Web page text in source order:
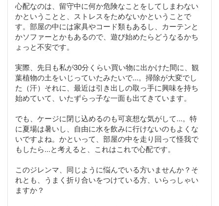
心配なのは、留守中に何か危険なことをしてしまわない
かということと、ストレスをためないかということで
す。部屋の中には家具やコード類もあるし、カーテンと
かソファーとかもあるので、遊び始めたらどうなるかち
ょっと不安です。
実際、先日も私が30分くらい買い物に出かけた間に、観
葉植物の土をいじっていたみたいで...。掃除が大変でし
た（汗）それに、最近は引き出しの取っ手に興味を持ち
始めていて、いたずらっ子な一面も出てきています。
でも、ケージに閉じ込めるのも可哀想な気がして...。特
に夏場は暑いし、自由に水を飲みに行けないのもよくな
いですよね。かといって、部屋の中を走り回って怪我で
もしたら...と考えると、これはこれで心配です。
このジレンマ、同じように悩んでいる方いませんか？そ
れとも、うまく折り合いをつけている方、いらっしゃい
ますか？